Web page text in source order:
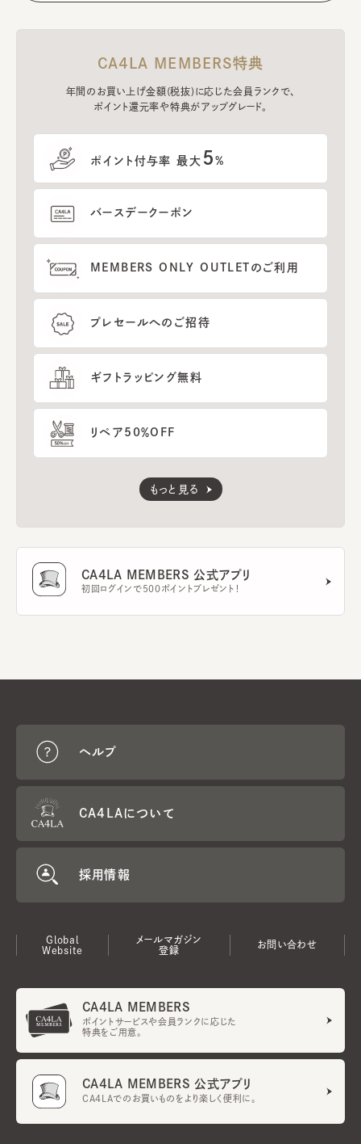
CA4LA MEMBERS特典
年間のお買い上げ金額(税抜)に応じた会員ランクで、
ポイント還元率や特典がアップグレード。
ポイント付与率 最大 5%
バースデークーポン
MEMBERS ONLY OUTLETのご利用
プレセールへのご招待
ギフトラッピング無料
リペア50％OFF
もっと見る
CA4LA MEMBERS 公式アプリ
初回ログインで500ポイントプレゼント！
ヘルプ
CA4LAについて
採用情報
Global
Website
メールマガジン
登録
お問い合わせ
CA4LA MEMBERS
ポイントサービスや会員ランクに応じた
特典をご用意。
CA4LA MEMBERS 公式アプリ
CA4LAでのお買いものをより楽しく便利に。